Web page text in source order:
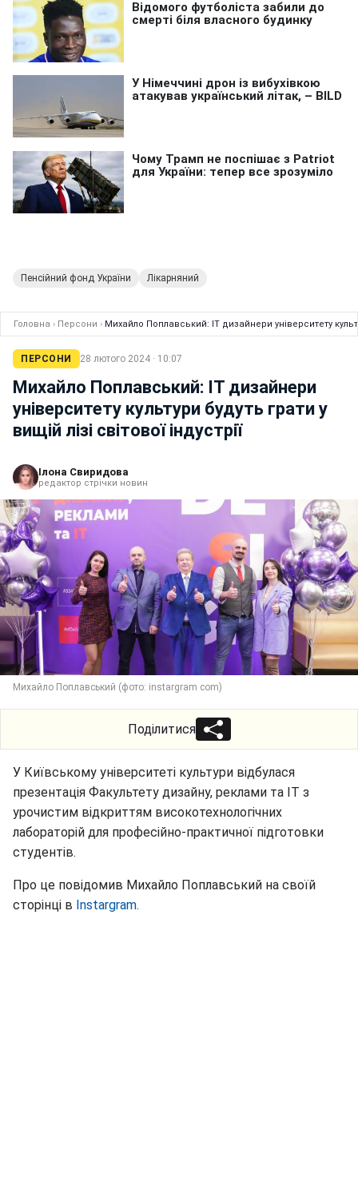
Пенсійний фонд України Лікарняний
Головна › Персони › Михайло Поплавський: IT дизайнери університету
ПЕРСОНИ 28 лютого 2024 · 10:07
Михайло Поплавський: IT дизайнери
університету культури будуть грати у
вищій лізі світової індустрії
Ілона Свиридова
редактор стрічки новин
Михайло Поплавський (фото: instargram com)
Поділитися
У Київському університеті культури відбулася
презентація Факультету дизайну, реклами та IT з
урочистим відкриттям високотехнологічних
лабораторій для професійно-практичної підготовки
студентів.
Про це повідомив Михайло Поплавський на своїй
сторінці в Instargram.